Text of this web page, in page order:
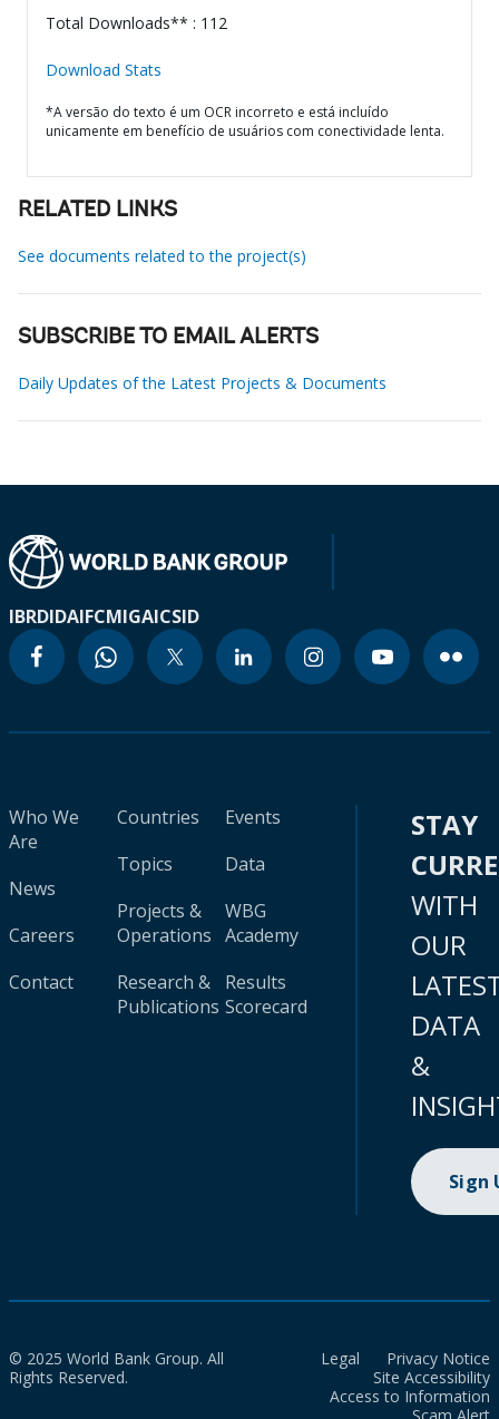
Total Downloads** : 112
Download Stats
*A versão do texto é um OCR incorreto e está incluído
unicamente em benefício de usuários com conectividade lenta.
RELATED LINKS
See documents related to the project(s)
SUBSCRIBE TO EMAIL ALERTS
Daily Updates of the Latest Projects & Documents
IBRDIDAIFCMIGAICSID
Who We
Are
News
Careers
Contact
Countries
Topics
Projects &
Operations
Research &
Publications
Events
Data
WBG
Academy
Results
Scorecard
STAY
WITH
OUR
DATA
&
Sign
© 2025 World Bank Group. All
Rights Reserved.
Legal
Privacy Notice
Site Accessibility
Access to Information